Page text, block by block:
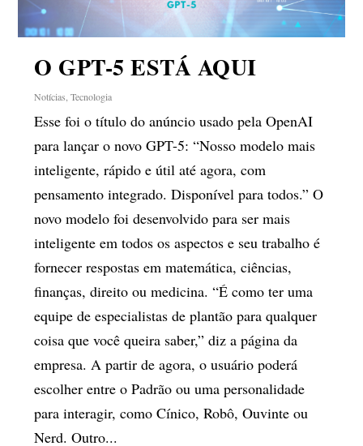
O GPT-5 ESTÁ AQUI
Notícias ,Tecnologia
Esse foi o título do anúncio usado pela OpenAI
para lançar o novo GPT-5: “Nosso modelo mais
inteligente, rápido e útil até agora, com
pensamento integrado. Disponível para todos.” O
novo modelo foi desenvolvido para ser mais
inteligente em todos os aspectos e seu trabalho é
fornecer respostas em matemática, ciências,
finanças, direito ou medicina. “É como ter uma
equipe de especialistas de plantão para qualquer
coisa que você queira saber,” diz a página da
empresa. A partir de agora, o usuário poderá
escolher entre o Padrão ou uma personalidade
para interagir, como Cínico, Robô, Ouvinte ou
Nerd. Outro...